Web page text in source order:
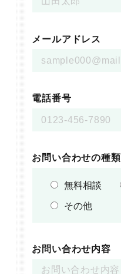
メールアドレス
電話番号
お問い合わせの種類
無料相談
その他
お問い合わせ内容